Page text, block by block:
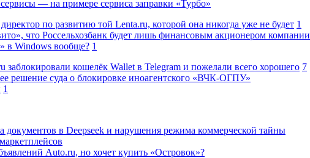
— на примере сервиса заправки «Турбо»
по развитию той Lenta.ru, которой она никогда уже не будет 1
что Россельхозбанк будет лишь финансовым акционером компании
в Windows вообще? 1
заблокировали кошелёк Wallet в Telegram и пожелали всего хорошего 7
решение суда о блокировке иноагентского «ВЧК-ОГПУ»
1
документов в Deepseek и нарушения режима коммерческой тайны
Auto.ru, но хочет купить «Островок»?